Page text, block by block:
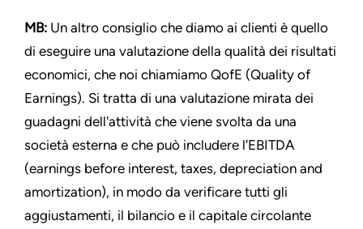
MB: Un altro consiglio che diamo ai clienti è quello
di eseguire una valutazione della qualità dei risultati
economici, che noi chiamiamo QofE (Quality of
Earnings). Si tratta di una valutazione mirata dei
guadagni dell'attività che viene svolta da una
società esterna e che può includere l'EBITDA
(earnings before interest, taxes, depreciation and
amortization), in modo da verificare tutti gli
aggiustamenti, il bilancio e il capitale circolante